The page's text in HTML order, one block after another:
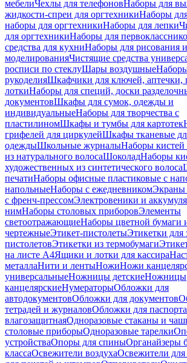
мебелиЧехлы для телефоновНаборы для
жидкости-спреи для оргтехникиНаборы
наборы для оргтехникиНаборы для лепки
для оргтехникиНаборы для
средства для кухниНаборы для рисования и
моделированияЧистящие средства
росписи по стеклуШары воздушные
рукоделияШкафчики для ключей, аптечки,
лоткиНаборы для специй, доски
документовШкафы для сумок, одежды и
индивидуальныеНаборы для творчества с
пластилиномШкафы и тумбы для картотек
грифелей для циркулейШкафы тканевые
одеждыШкольные журналыНаборы кистей
из натурального волосаШоколадНаборы
художественных из синтетического волоса
печатиНаборы офисные пластиковые с
напольныеНаборы с ежедневникомЭкраны
с френч-прессомЭлектровеники и
нимНаборы столовых приборовЭлементы
светоотражающиеНаборы цветной бумаги
чертежныеЭтикет-пистолетыЭтикетки для
пистолетовЭтикетки из термобумаги
на листе А4Ящики и лотки для кассира
металлаНити и лентыНожиНожи
универсальныеНожницы детскиеНожницы
канцелярскиеНумераторыОбложки для
автодокументовОбложки для документов
тетрадей и журналовОбложки для паспорта
влагозащитнаяОдноразовые стаканы и
столовые приборыОдноразовые тарелки
устройстваОпоры для спиныОрганайзеры
классаОсвежители воздухаОсвежители для